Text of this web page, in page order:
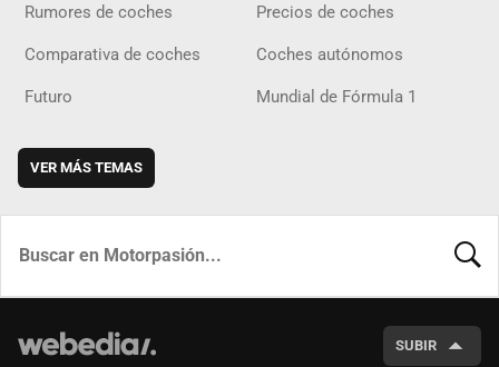
Rumores de coches Precios de coches
Comparativa de coches Coches autónomos
Futuro Mundial de Fórmula 1
VER MÁS TEMAS
SUBIR